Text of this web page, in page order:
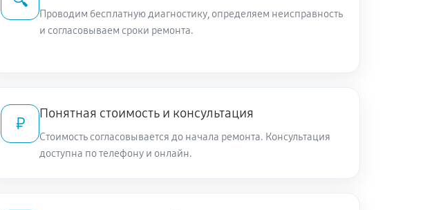
Проводим бесплатную диагностику, определяем неисправность
и согласовываем сроки ремонта.
₽
Понятная стоимость и консультация
Стоимость согласовывается до начала ремонта. Консультация
доступна по телефону и онлайн.